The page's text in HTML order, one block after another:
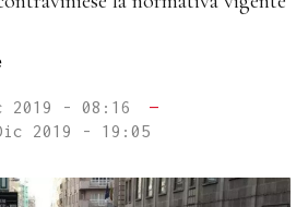
2019 - 08:16
—
2019 - 19:05